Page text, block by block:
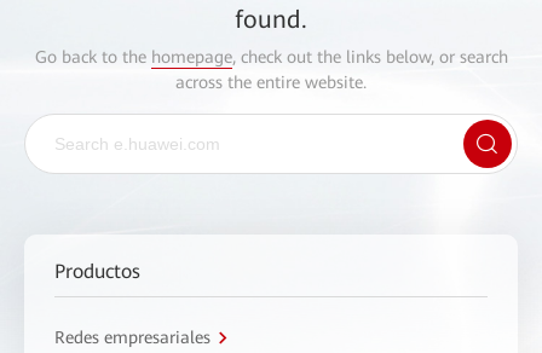
found.
Go back to the homepage, check out the links below, or search
across the entire website.
Productos
Redes empresariales